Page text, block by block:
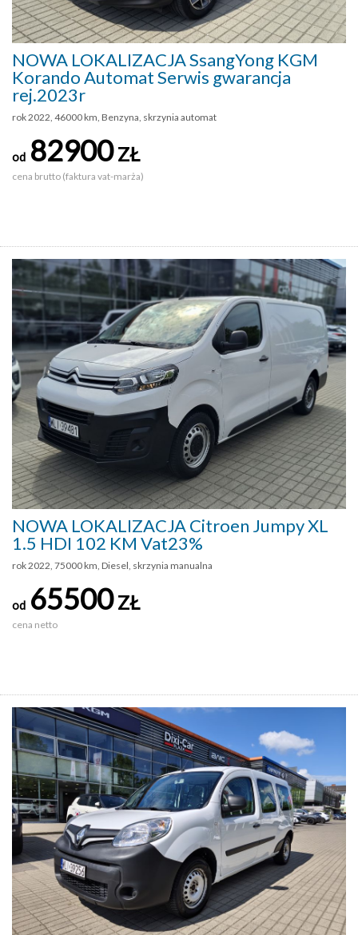
NOWA LOKALIZACJA SsangYong KGM
Korando Automat Serwis gwarancja
rej.2023r
rok 2022, 46000 km, Benzyna, skrzynia automat
od 82900ZŁ
cena brutto (faktura vat-marża)
NOWA LOKALIZACJA Citroen Jumpy XL
1.5 HDI 102 KM Vat23%
rok 2022, 75000 km, Diesel, skrzynia manualna
od 65500ZŁ
cena netto